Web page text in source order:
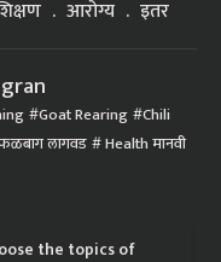
आरोग्य इतर
Goat Rearing Chili
लागवड Health मानवी
the topics of